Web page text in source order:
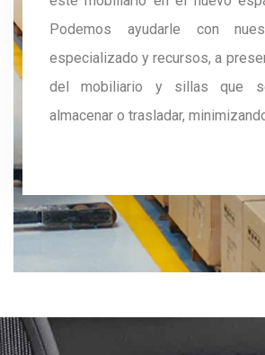
Podemos ayudarle con
especializado y recursos, a
del mobiliario y sillas que
almacenar o trasladar,